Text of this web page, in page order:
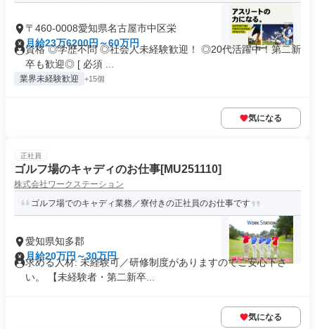
〒460-0008愛知県名古屋市中区栄
月給23万6200円～60万円
資格 ◎学歴不問 ◎社会人未経験歓迎！ ◎20代活躍中！第二新
卒も歓迎◎ [ 必須 ...
業界未経験歓迎 +15個
気になる
正社員
ゴルフ場のキャディのお仕事[MU251110]
株式会社ワークステーション
ゴルフ場でのキャディ業務／寮付きの正社員のお仕事です
愛知県知多郡
月給20万円～30万円
求める人材: 未経験可／研修制度がありますのでご安心下さ
い。 【未経験者・第二新卒...
気になる